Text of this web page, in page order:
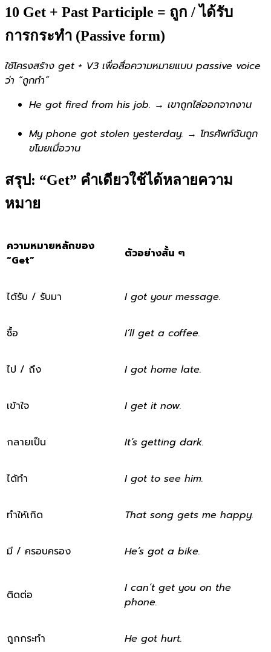
10 Get + Past Participle = ถูก / ได้รับ
การกระทำ (Passive form)
ใช้โครงสร้าง get + V3 เพื่อสื่อความหมายแบบ passive voice
ว่า “ถูกทำ”
He got fired from his job. → เขาถูกไล่ออกจากงาน
My phone got stolen yesterday. → โทรศัพท์ฉันถูก
ขโมยเมื่อวาน
สรุป: “Get” คำเดียวใช้ได้หลายความ
หมาย
ความหมายหลักของ
“Get”
ตัวอย่างสั้น ๆ
ได้รับ / รับมา I got your message.
ซื้อ I’ll get a coffee.
ไป / ถึง I got home late.
เข้าใจ I get it now.
กลายเป็น It’s getting dark.
ได้ทำ I got to see him.
ทำให้เกิด That song gets me happy.
มี / ครอบครอง He’s got a bike.
ติดต่อ
I can’t get you on the
phone.
ถูกกระทำ He got hurt.